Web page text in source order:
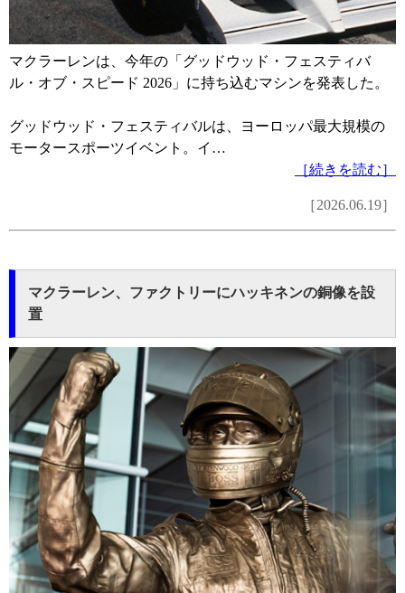
マクラーレンは、今年の「グッドウッド・フェスティバ
ル・オブ・スピード 2026」に持ち込むマシンを発表した。
グッドウッド・フェスティバルは、ヨーロッパ最大規模の
モータースポーツイベント。イ…
［続きを読む］
［2026.06.19］
マクラーレン、ファクトリーにハッキネンの銅像を設
置